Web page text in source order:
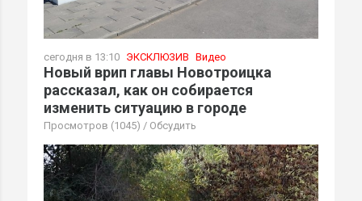
сегодня в 13:10 ЭКСКЛЮЗИВ Видео
Новый врип главы Новотроицка
рассказал, как он собирается
изменить ситуацию в городе
Просмотров (1045) / Обсудить